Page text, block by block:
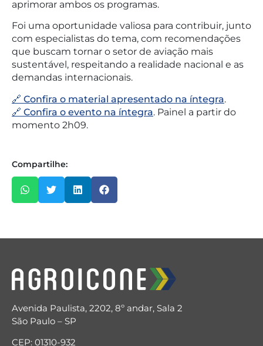
aprimorar ambos os programas.
Foi uma oportunidade valiosa para contribuir, junto
com especialistas do tema, com recomendações
que buscam tornar o setor de aviação mais
sustentável, respeitando a realidade nacional e as
demandas internacionais.
🔗 Confira o material apresentado na íntegra.
🔗 Confira o evento na íntegra. Painel a partir do
momento 2h09.
Compartilhe:
Avenida Paulista, 2202, 8º andar, Sala 2
São Paulo – SP
CEP: 01310-932